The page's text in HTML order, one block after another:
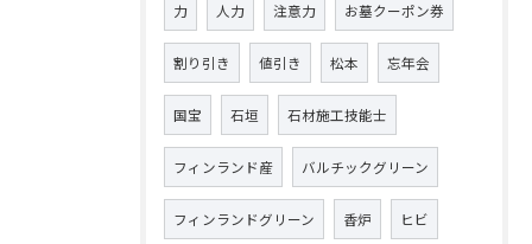
力 人力 注意力 お墓クーポン券
割り引き 値引き 松本 忘年会
国宝 石垣 石材施工技能士
フィンランド産 バルチックグリーン
フィンランドグリーン 香炉 ヒビ